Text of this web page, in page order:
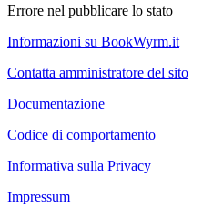
Errore nel pubblicare lo stato
Informazioni su BookWyrm.it
Contatta amministratore del sito
Documentazione
Codice di comportamento
Informativa sulla Privacy
Impressum